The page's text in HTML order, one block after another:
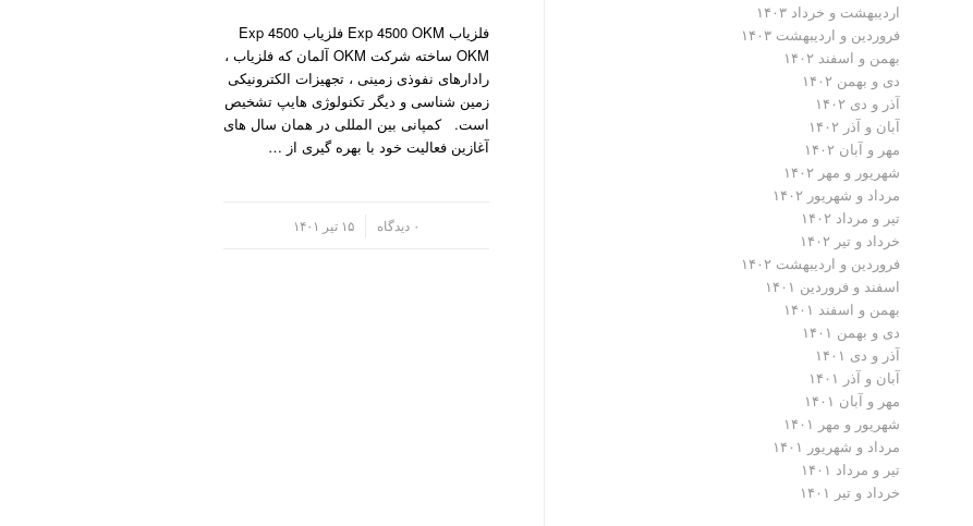
فلزیاب Exp 4500 OKM فلزیاب Exp 4500
OKM ساخته شرکت OKM آلمان که فلزیاب ،
رادارهای نفوذی زمینی ، تجهیزات الکترونیکی
زمین شناسی و دیگر تکنولوژی هایپ تشخیص
است. کمپانی بین المللی در همان سال های
آغازین فعالیت خود با بهره گیری از …
۰ دیدگاه ۱۵ تیر ۱۴۰۱
اردیبهشت و خرداد ۱۴۰۳
فروردین و اردیبهشت ۱۴۰۳
بهمن و اسفند ۱۴۰۲
دی و بهمن ۱۴۰۲
آذر و دی ۱۴۰۲
آبان و آذر ۱۴۰۲
مهر و آبان ۱۴۰۲
شهریور و مهر ۱۴۰۲
مرداد و شهریور ۱۴۰۲
تیر و مرداد ۱۴۰۲
خرداد و تیر ۱۴۰۲
فروردین و اردیبهشت ۱۴۰۲
اسفند و فروردین ۱۴۰۱
بهمن و اسفند ۱۴۰۱
دی و بهمن ۱۴۰۱
آذر و دی ۱۴۰۱
آبان و آذر ۱۴۰۱
مهر و آبان ۱۴۰۱
شهریور و مهر ۱۴۰۱
مرداد و شهریور ۱۴۰۱
تیر و مرداد ۱۴۰۱
خرداد و تیر ۱۴۰۱